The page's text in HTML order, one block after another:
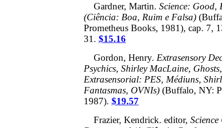
Gardner, Martin. Science: Good,
(Ciência: Boa, Ruim e Falsa)
Prometheus Books, 1981), cap. 7,
31. $15.16
Gordon, Henry. Extrasensory
Psychics, Shirley MacLaine,
Extrasensorial: PES, Médiuns,
Fantasmas, OVNIs) (Buffalo, NY:
1987). $19.57
Frazier, Kendrick. editor,